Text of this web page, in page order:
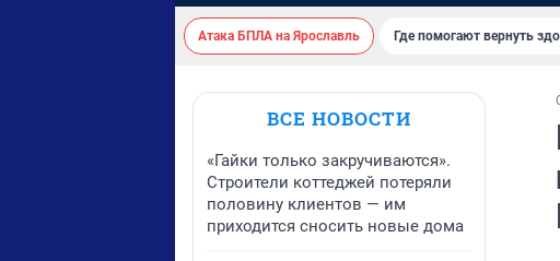
Атака БПЛА на Ярославль Где помогают вернуть
ВСЕ НОВОСТИ
«Гайки только закручиваются».
Строители коттеджей потеряли
половину клиентов — им
приходится сносить новые дома